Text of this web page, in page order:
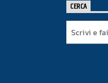
CERCA